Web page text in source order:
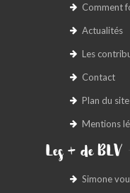
Comment
Actualités
Les
Contact
Plan du site
Mentions
Les + de BLV
Simone